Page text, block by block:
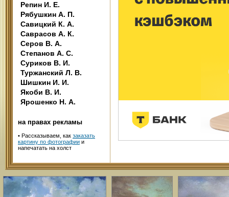
Репин И. Е.
Рябушкин А. П.
Савицкий К. А.
Саврасов А. К.
Серов В. А.
Степанов А. С.
Суриков В. И.
Туржанский Л. В.
Шишкин И. И.
Якоби В. И.
Ярошенко Н. А.
на правах рекламы
• Рассказываем, как заказать
картину по фотографии и
напечатать на холст